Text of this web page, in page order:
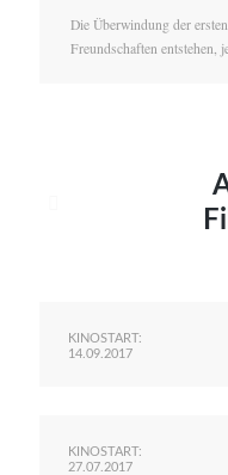
Die Überwindung der
Freundschaften entstehen,
KINOSTART:
14.09.2017
KINOSTART:
27.07.2017